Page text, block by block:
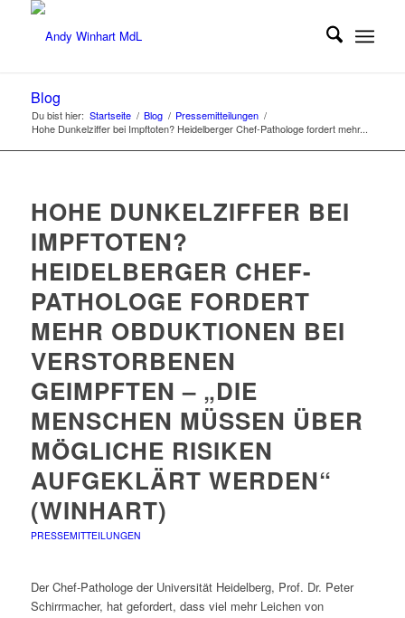
Blog
Du bist hier: Startseite / Blog / Pressemitteilungen /
Hohe Dunkelziffer bei Impftoten? Heidelberger Chef-Pathologe fordert mehr...
HOHE DUNKELZIFFER BEI
IMPFTOTEN?
HEIDELBERGER CHEF-
PATHOLOGE FORDERT
MEHR OBDUKTIONEN BEI
VERSTORBENEN
GEIMPFTEN – „DIE
MENSCHEN MÜSSEN ÜBER
MÖGLICHE RISIKEN
AUFGEKLÄRT WERDEN“
(WINHART)
PRESSEMITTEILUNGEN
Der Chef-Pathologe der Universität Heidelberg, Prof. Dr. Peter
Schirrmacher, hat gefordert, dass viel mehr Leichen von